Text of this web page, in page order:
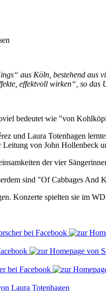
aus Köln, bestehend
effektvoll wirken“, so
bedeutet wie "von
und Laura Totenhagen
von John Hollenbeck
der vier
sind "Of Cabbages
Konzerte spielten sie im